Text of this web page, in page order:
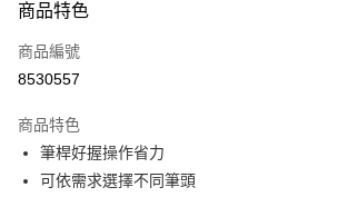
信用卡一次付款
信用卡分期付款
合作金庫商業銀行
華南商業銀行
上海商業儲蓄銀行
超商取貨付款
LINE Pay
商品特色
商品編號
8530557
商品特色
筆桿好握操作省力
可依需求選擇不同筆頭